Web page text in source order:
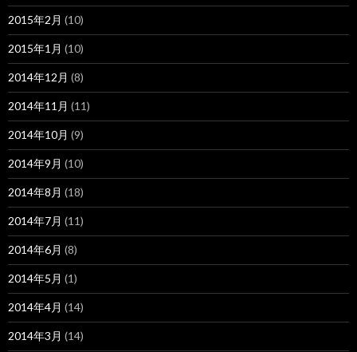
2015年2月 (10)
2015年1月 (10)
2014年12月 (8)
2014年11月 (11)
2014年10月 (9)
2014年9月 (10)
2014年8月 (18)
2014年7月 (11)
2014年6月 (8)
2014年5月 (1)
2014年4月 (14)
2014年3月 (14)